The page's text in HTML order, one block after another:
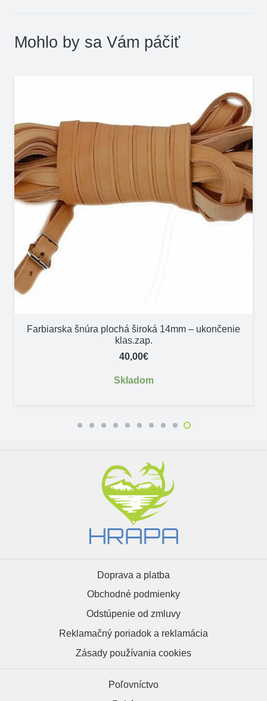
Mohlo by sa Vám páčiť
Farbiarska šnúra plochá široká 14mm – ukončenie
klas.zap.
40,00€
Skladom
Doprava a platba
Obchodné podmienky
Odstúpenie od zmluvy
Reklamačný poriadok a reklamácia
Zásady používania cookies
Poľovníctvo